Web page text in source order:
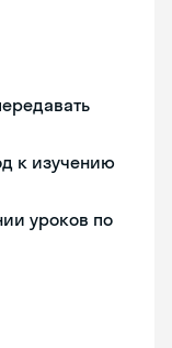
к изучению
уроков по